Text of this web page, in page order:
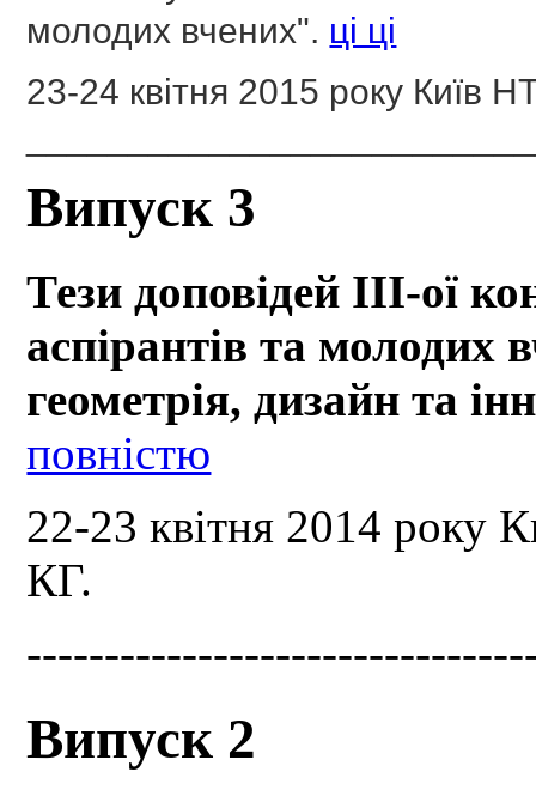
молодих вчених". ці ці
23-24 квітня 2015 року Київ
Випуск 3
Тези доповідей III-ої
аспірантів та
геометрія, дизайн та
повністю
22-23 квітня 2014 року
КГ.
Випуск 2